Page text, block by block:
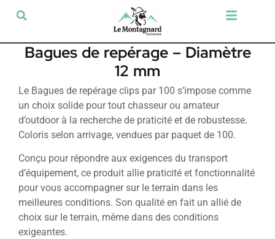
Bagues de repérage – Diamètre
12 mm
Le Bagues de repérage clips par 100 s’impose comme
un choix solide pour tout chasseur ou amateur
d’outdoor à la recherche de praticité et de robustesse.
Coloris selon arrivage, vendues par paquet de 100.
Conçu pour répondre aux exigences du transport
d’équipement, ce produit allie praticité et fonctionnalité
pour vous accompagner sur le terrain dans les
meilleures conditions. Son qualité en fait un allié de
choix sur le terrain, même dans des conditions
exigeantes.